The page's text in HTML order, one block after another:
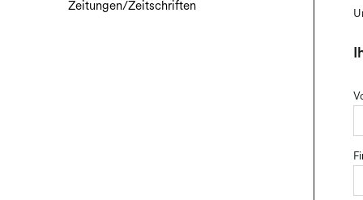
Zeitungen/Zeitschriften